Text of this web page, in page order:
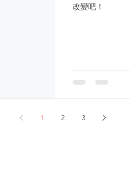
改變吧！
1 2 3